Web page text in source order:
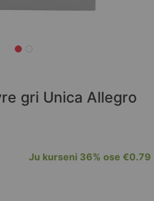
gri Unica Allegro
Ju kurseni 36% ose €0.79